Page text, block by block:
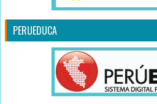
PERUEDUCA